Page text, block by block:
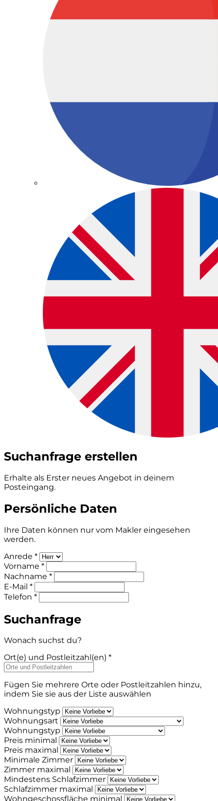
Suchanfrage erstellen
Erhalte als Erster neues Angebot in deinem
Posteingang.
Persönliche Daten
Ihre Daten können nur vom Makler eingesehen
werden.
Anrede *
Vorname *
Nachname *
E-Mail *
Telefon *
Suchanfrage
Wonach suchst du?
Ort(e) und Postleitzahl(en) *
Fügen Sie mehrere Orte oder Postleitzahlen hinzu,
indem Sie sie aus der Liste auswählen
Wohnungstyp
Wohnungsart
Wohnungstyp
Preis minimal
Preis maximal
Minimale Zimmer
Zimmer maximal
Mindestens Schlafzimmer
Schlafzimmer maximal
Wohngeschossfläche minimal